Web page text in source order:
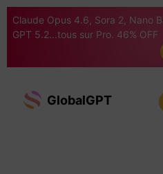
Claude Opus 4.6, Sora 2, Nano
GPT 5.2...tous sur Pro. 46% OFF
GlobalGPT